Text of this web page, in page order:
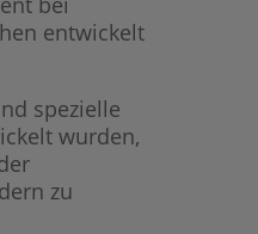
entwickelt
spezielle
wurden,
zu